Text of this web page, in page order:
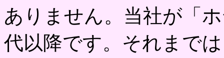
ありません。当社が「
代以降です。それまで